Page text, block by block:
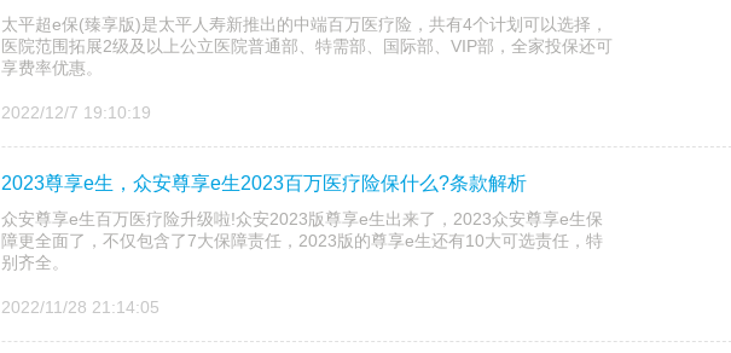
太平超e保(臻享版)是太平人寿新推出的中端百万医疗险，共有4个计划可以选择，
医院范围拓展2级及以上公立医院普通部、特需部、国际部、VIP部，全家投保还可
享费率优惠。
2022/12/7 19:10:19
2023尊享e生，众安尊享e生2023百万医疗险保什么?条款解析
众安尊享e生百万医疗险升级啦!众安2023版尊享e生出来了，2023众安尊享e生保
障更全面了，不仅包含了7大保障责任，2023版的尊享e生还有10大可选责任，特
别齐全。
2022/11/28 21:14:05